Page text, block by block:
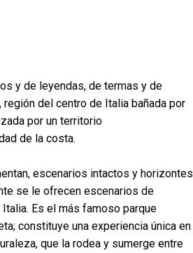
y de leyendas, de termas y de
del centro de Italia bañada por
por un territorio
de la costa.
escenarios intactos y horizontes
se le ofrecen escenarios de
Es el más famoso parque
constituye una experiencia única en
que la rodea y sumerge entre